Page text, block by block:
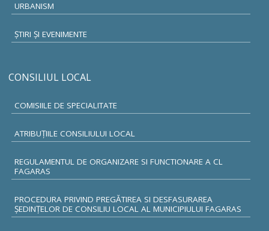
URBANISM
ŞTIRI ŞI EVENIMENTE
CONSILIUL LOCAL
COMISIILE DE SPECIALITATE
ATRIBUŢIILE CONSILIULUI LOCAL
REGULAMENTUL DE ORGANIZARE SI FUNCTIONARE A CL
FAGARAS
PROCEDURA PRIVIND PREGĂTIREA SI DESFASURAREA
ȘEDINȚELOR DE CONSILIU LOCAL AL MUNICIPIULUI FAGARAS